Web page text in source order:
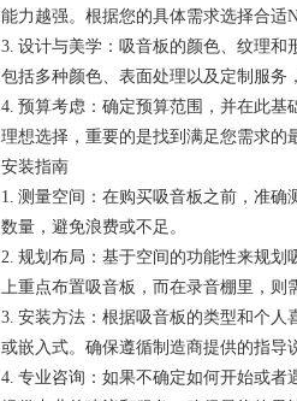
能力越强。根据您的具体需求选择合适
3. 设计与美学：吸音板的颜色、纹理和
包括多种颜色、表面处理以及定制服务
4. 预算考虑：确定预算范围，并在此
理想选择，重要的是找到满足您需求的
安装指南
1. 测量空间：在购买吸音板之前，准
数量，避免浪费或不足。
2. 规划布局：基于空间的功能性来规
上重点布置吸音板，而在录音棚里，则
3. 安装方法：根据吸音板的类型和个
或嵌入式。确保遵循制造商提供的指导
4. 专业咨询：如果不确定如何开始或